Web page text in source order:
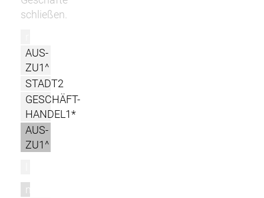
schließen.
AUS-
ZU1^
STADT2
GESCHÄFT-
HANDEL1*
AUS-
ZU1^
m